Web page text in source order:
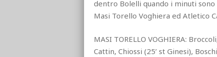
dentro Bolelli quando i minuti
Masi Torello Voghiera ed Atletico
MASI TORELLO VOGHIERA:
Cattin, Chiossi (25’ st Ginesi),